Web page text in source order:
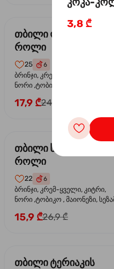
თბილი ორაგულის
როლი
25 6
ბრინჯი, კრემ-ყველი, კიტრი,
ნორი ,ტობიკო , მაიონეზი,
ფოთოლი
17,9 ₾24,9 ₾
თბილი სიყვარული
როლი
22 6
ბრინჯი, კრემ-ყველი, კიტრი,
ნორი ,ტობიკო , მაიონეზი,
15,9 ₾26,9 ₾
თბილი ტერიაკის
3,8 ₾